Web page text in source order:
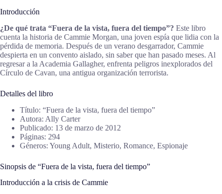
Introducción
¿De qué trata “Fuera de la vista, fuera del tiempo”? Este libro
cuenta la historia de Cammie Morgan, una joven espía que lidia con la
pérdida de memoria. Después de un verano desgarrador, Cammie
despierta en un convento aislado, sin saber que han pasado meses. Al
regresar a la Academia Gallagher, enfrenta peligros inexplorados del
Círculo de Cavan, una antigua organización terrorista.
Detalles del libro
Título: “Fuera de la vista, fuera del tiempo”
Autora: Ally Carter
Publicado: 13 de marzo de 2012
Páginas: 294
Géneros: Young Adult, Misterio, Romance, Espionaje
Sinopsis de “Fuera de la vista, fuera del tiempo”
Introducción a la crisis de Cammie